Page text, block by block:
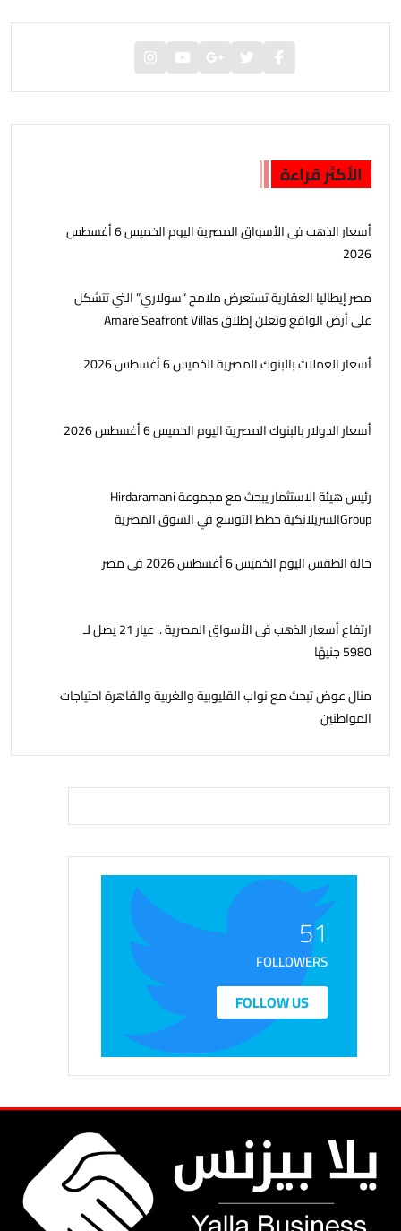
الأكثر قراءة
أسعار الذهب فى الأسواق المصرية اليوم الخميس 6 أغسطس
2026
مصر إيطاليا العقارية تستعرض ملامح “سولاري” التي تتشكل
على أرض الواقع وتعلن إطلاق Amare Seafront Villas
أسعار العملات بالبنوك المصرية الخميس 6 أغسطس 2026
أسعار الدولار بالبنوك المصرية اليوم الخميس 6 أغسطس 2026
رئيس هيئة الاستثمار يبحث مع مجموعة Hirdaramani
Groupالسريلانكية خطط التوسع في السوق المصرية
حالة الطقس اليوم الخميس 6 أغسطس 2026 فى مصر
ارتفاع أسعار الذهب فى الأسواق المصرية .. عيار 21 يصل لـ
5980 جنيهًا
منال عوض تبحث مع نواب القليوبية والغربية والقاهرة احتياجات
المواطنين
51
FOLLOWERS
FOLLOW US